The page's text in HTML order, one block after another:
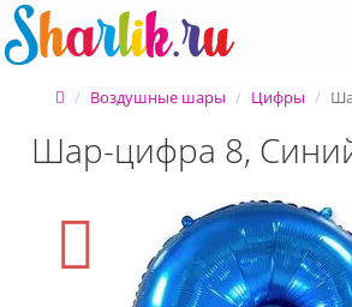
Воздушные шары Цифры
Шар-цифра 8,